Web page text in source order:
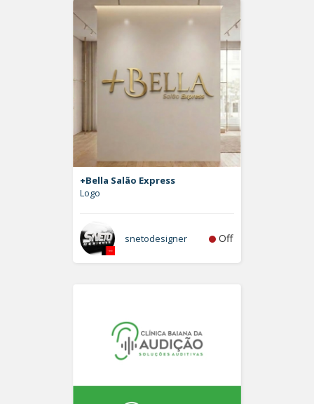
+Bella Salão Express
Logo
snetodesigner Off